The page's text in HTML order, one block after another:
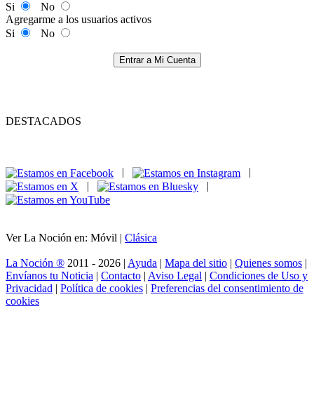
Si
No
Agregarme a los usuarios activos
Si
No
Entrar a Mi Cuenta
DESTACADOS
|
|
Ver La Noción en: Móvil | Clásica
La Noción ® 2011 - 2026 | Ayuda | Mapa del sitio | Quienes somos |
Envíanos tu Noticia | Contacto | Aviso Legal | Condiciones de Uso y
Privacidad | Política de cookies | Preferencias del consentimiento de
cookies